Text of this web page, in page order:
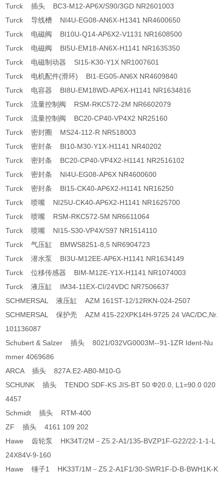
Turck 插头 BC3-M12-AP6X/S90/3GD NR2601003
Turck 导线槽 NI4U-EG08-AN6X-H1341 NR4600650
Turck 电磁阀 BI10U-Q14-AP6X2-V1131 NR1608500
Turck 电磁阀 BI5U-EM18-AN6X-H1141 NR1635350
Turck 电磁制动器 SI15-K30-Y1X NR1007601
Turck 电机配件(滑环) BI1-EG05-AN6X NR4609840
Turck 电容器 BI8U-EM18WD-AP6X-H1141 NR1634816
Turck 流量控制阀 RSM-RKC572-2M NR6602079
Turck 流量控制阀 BC20-CP40-VP4X2 NR25160
Turck 密封圈 MS24-112-R NR518003
Turck 密封条 BI10-M30-Y1X-H1141 NR40202
Turck 密封条 BC20-CP40-VP4X2-H1141 NR2516102
Turck 密封条 NI4U-EG08-AP6X NR4600600
Turck 密封条 BI15-CK40-AP6X2-H1141 NR16250
Turck 喷嘴 NI25U-CK40-AP6X2-H1141 NR1625700
Turck 喷嘴 RSM-RKC572-5M NR6611064
Turck 喷嘴 NI15-S30-VP4X/S97 NR1514110
Turck 气压缸 BMWS8251-8,5 NR6904723
Turck 潜水泵 BI3U-M12EE-AP6X-H1141 NR1634149
Turck 位移传感器 BIM-M12E-Y1X-H1141 NR1074003
Turck 液压缸 IM34-11EX-CI/24VDC NR7506637
SCHMERSAL 液压缸 AZM 161ST-12/12RKN-024-2507
SCHMERSAL 保护壳 AZM 415-22XPK14H-9725 24 VAC/DC,Nr.
101136087
Schubert & Salzer 插头 8021/032VG0003M--91-1ZR Ident-Nu
mmer 4069686
ARCA 插头 827A.E2-AB0-M10-G
SCHUNK 插头 TENDO SDF-KS JIS-BT 50 Φ20.0, L1=90.0 020
4457
Schmidt 插头 RTM-400
ZF 插头 4161 109 202
Hawe 齿轮泵 HK34T/2M－Z5.2-A1/135-BVZP1F-G22/22-1-1-L
24X84V-9-160
Hawe 锤子1 HK33T/1M－Z5.2-A1F1/30-SWR1F-D-B-BWH1K-K